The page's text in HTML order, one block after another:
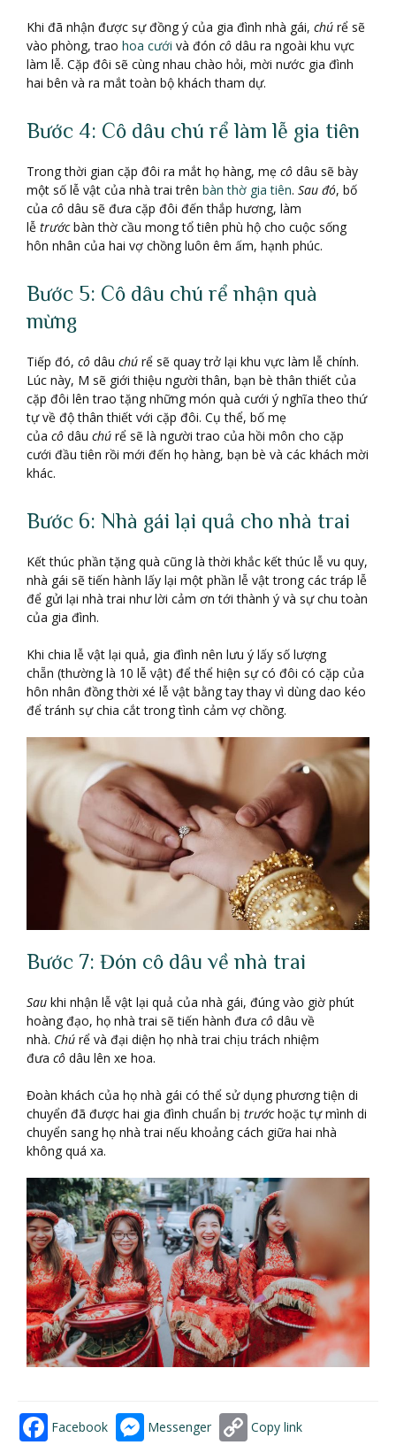
Khi đã nhận được sự đồng ý của gia đình nhà gái, chú rể sẽ
vào phòng, trao hoa cưới và đón cô dâu ra ngoài khu vực
làm lễ. Cặp đôi sẽ cùng nhau chào hỏi, mời nước gia đình
hai bên và ra mắt toàn bộ khách tham dự.
Bước 4: Cô dâu chú rể làm lễ gia tiên
Trong thời gian cặp đôi ra mắt họ hàng, mẹ cô dâu sẽ bày
một số lễ vật của nhà trai trên bàn thờ gia tiên. Sau đó, bố
của cô dâu sẽ đưa cặp đôi đến thắp hương, làm
lễ trướcbàn thờ cầu mong tổ tiên phù hộ cho cuộc sống
hôn nhân của hai vợ chồng luôn êm ấm, hạnh phúc.
Bước 5: Cô dâu chú rể nhận quà
mừng
Tiếp đó, cô dâu chú rể sẽ quay trở lại khu vực làm lễ chính.
Lúc này, M sẽ giới thiệu người thân, bạn bè thân thiết của
cặp đôi lên trao tặng những món quà cưới ý nghĩa theo thứ
tự về độ thân thiết với cặp đôi. Cụ thể, bố mẹ
của cô dâu chú rể sẽ là người trao của hồi môn cho cặp
cưới đầu tiên rồi mới đến họ hàng, bạn bè và các khách mời
khác.
Bước 6: Nhà gái lại quả cho nhà trai
Kết thúc phần tặng quà cũng là thời khắc kết thúc lễ vu quy,
nhà gái sẽ tiến hành lấy lại một phần lễ vật trong các tráp lễ
để gửi lại nhà trai như lời cảm ơn tới thành ý và sự chu toàn
của gia đình.
Khi chia lễ vật lại quả, gia đình nên lưu ý lấy số lượng
chẵn (thường là 10 lễ vật) để thể hiện sự có đôi có cặp của
hôn nhân đồng thời xé lễ vật bằng tay thay vì dùng dao kéo
để tránh sự chia cắt trong tình cảm vợ chồng.
Bước 7: Đón cô dâu về nhà trai
Sau khi nhận lễ vật lại quả của nhà gái, đúng vào giờ phút
hoàng đạo, họ nhà trai sẽ tiến hành đưa cô dâu về
nhà. Chú rể và đại diện họ nhà trai chịu trách nhiệm
đưa cô dâu lên xe hoa.
Đoàn khách của họ nhà gái có thể sử dụng phương tiện di
chuyển đã được hai gia đình chuẩn bị trướchoặc tự mình di
chuyển sang họ nhà trai nếu khoảng cách giữa hai nhà
không quá xa.
Facebook Messenger Copy link